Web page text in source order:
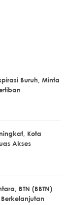
Buruh, Minta
Kota
Akses
BTN (BBTN)